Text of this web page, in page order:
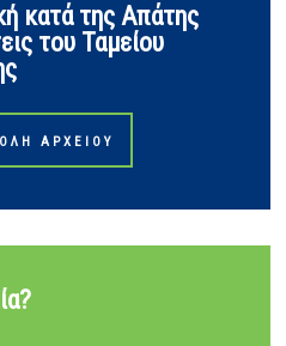
κατά της Απάτης
του Ταμείου
ΑΡΧΕΊΟΥ